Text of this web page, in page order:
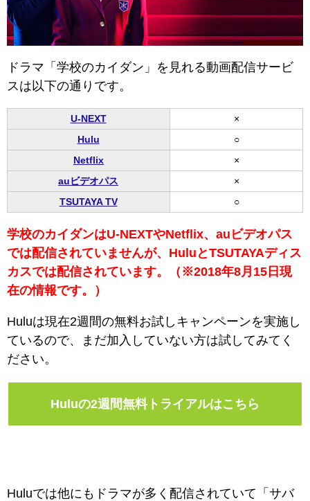
ドラマ「学校のカイダン」を見れる動画配信サービ
スは以下の通りです。
U-NEXT
×
Hulu
○
Netflix
×
auビデオパス
×
TSUTAYA TV
○
学校のカイダンはU-NEXTやNetflix、auビデオパス
では配信されていませんが、HuluとTSUTAYAディス
カスでは配信されています。（※2018年8月15日現
在の情報です。）
Huluは現在2週間の無料お試しキャンペーンを実施し
ているので、まだ加入していない方は試してみてく
ださい。
Huluの2週間無料トライアルはこちら
Huluでは他にもドラマが多く配信されていて「サバ